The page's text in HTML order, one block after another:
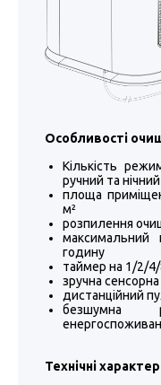
Особливості
Кількість
ручний та
площа
м²
розпилення
годину
таймер на 1/2/
зручна
дистанційний
безшумна
Технічні